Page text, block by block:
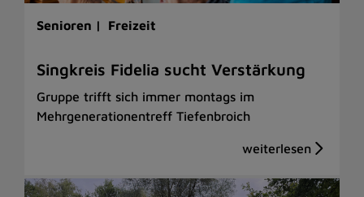
Senioren | Freizeit
Singkreis Fidelia sucht Verstärkung
Gruppe trifft sich immer montags im
Mehrgenerationentreff Tiefenbroich